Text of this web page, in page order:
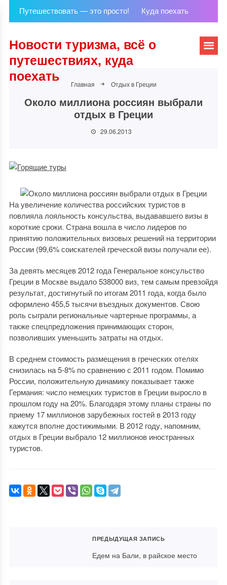
Путешествовать — это просто! Куда поехать
Новости туризма, всё о
путешествиях, куда
поехать
Главная Отдых в Греции
Около миллиона россиян выбрали
отдых в Греции
29.06.2013
На увеличение количества российских туристов в
повлияла лояльность консульства, выдававшего визы в
короткие сроки. Страна вошла в число лидеров по
принятию положительных визовых решений на территории
России (99,6% соискателей греческой визы получали ее).
За девять месяцев 2012 года Генеральное консульство
Греции в Москве выдало 538000 виз, тем самым превзойдя
результат, достигнутый по итогам 2011 года, когда было
оформлено 455,5 тысячи въездных документов. Свою
роль сыграли региональные чартерные программы, а
также спецпредложения принимающих сторон,
позволивших уменьшить затраты на отдых.
В среднем стоимость размещения в греческих отелях
снизилась на 5-8% по сравнению с 2011 годом. Помимо
России, положительную динамику показывает также
Германия: число немецких туристов в Греции выросло в
прошлом году на 20%. Благодаря этому планы страны по
приему 17 миллионов зарубежных гостей в 2013 году
кажутся вполне достижимыми. В 2012 году, напомним,
отдых в Греции выбрало 12 миллионов иностранных
туристов.
ПРЕДЫДУЩАЯ ЗАПИСЬ
Едем на Бали, в райское место